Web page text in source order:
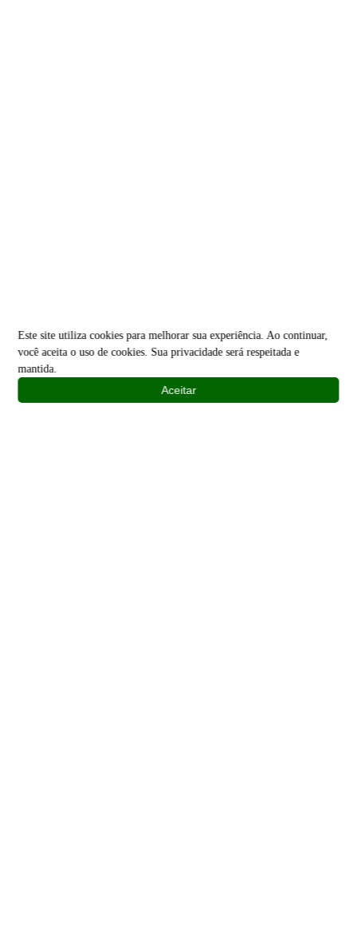
Este site utiliza cookies para melhorar sua experiência. Ao continuar,
você aceita o uso de cookies. Sua privacidade será respeitada e
mantida.
Aceitar